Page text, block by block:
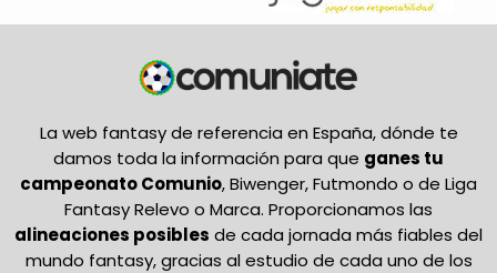
La web fantasy de referencia en España, dónde te
damos toda la información para que ganes tu
campeonato Comunio, Biwenger, Futmondo o de Liga
Fantasy Relevo o Marca. Proporcionamos las
alineaciones posibles de cada jornada más fiables del
mundo fantasy, gracias al estudio de cada uno de los